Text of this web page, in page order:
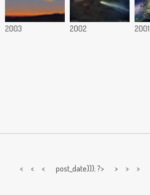
2003 2002 2001
< < < post_date))); ?> > > >